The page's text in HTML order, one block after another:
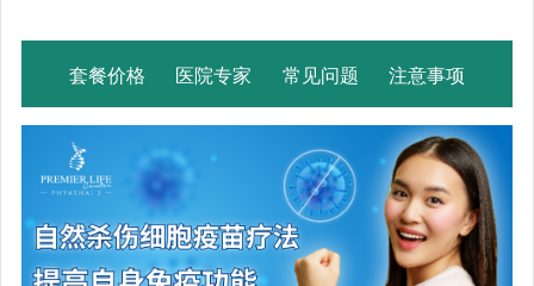
套餐价格 医院专家 常见问题 注意事项